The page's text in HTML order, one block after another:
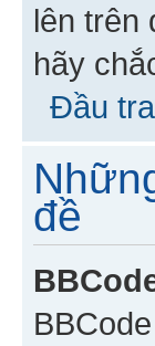
lên trên
hãy
Đầu
đề